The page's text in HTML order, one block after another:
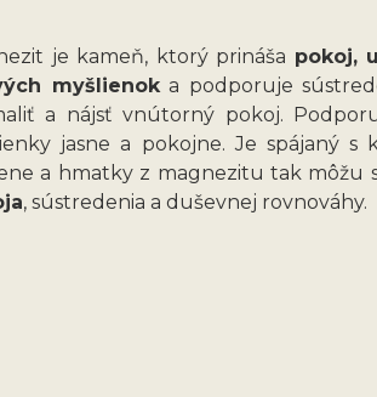
je kameň, ktorý prináša pokoj,
myšlienoka podporuje
a nájsť vnútorný pokoj.
jasne a pokojne. Je spájaný
a hmatky z magnezitu tak môžu
, sústredenia a duševnej rovnováhy.